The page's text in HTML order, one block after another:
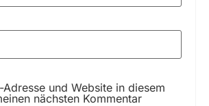
und Website in diesem
nächsten Kommentar